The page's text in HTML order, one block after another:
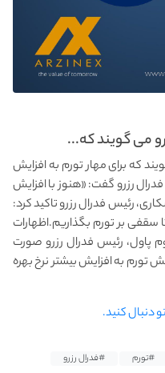
می گویند که...
که برای مهار تورم به افزایش
رزرو گفت: «هنوز با افزایش
رئیس فدرال رزرو تاکید کرد:
سقفی بر تورم بگذاریم.اظهارات
پاول، رئیس فدرال رزرو صورت
به افزایش بیشتر نرخ بهره
دنبال کنید.
#تورم
#فدرال رزرو